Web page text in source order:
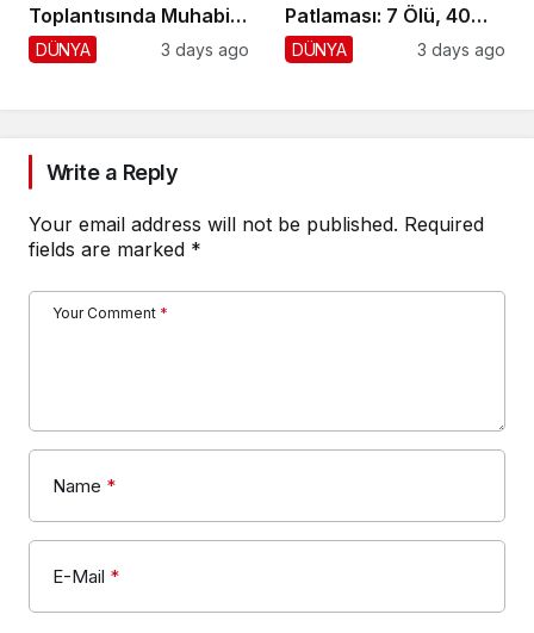
Toplantısında Muhabiri
Fena Yerden Aldı
DÜNYA 3 days ago
Patlaması: 7 Ölü, 40
Yaralı
DÜNYA 3 days ago
Write a Reply
Your email address will not be published. Required
fields are marked *
Your Comment *
Name *
E-Mail *